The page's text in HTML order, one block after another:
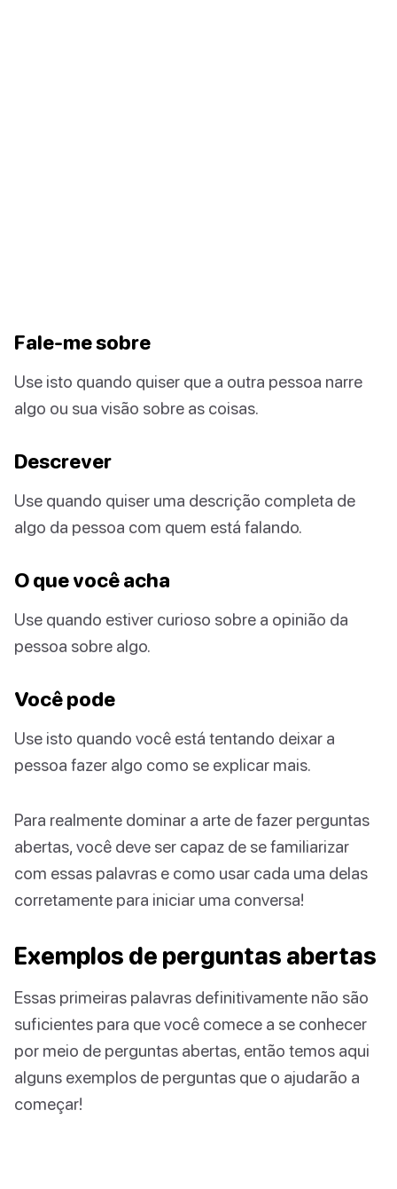
Fale-me sobre
Use isto quando quiser que a outra pessoa narre
algo ou sua visão sobre as coisas.
Descrever
Use quando quiser uma descrição completa de
algo da pessoa com quem está falando.
O que você acha
Use quando estiver curioso sobre a opinião da
pessoa sobre algo.
Você pode
Use isto quando você está tentando deixar a
pessoa fazer algo como se explicar mais.
Para realmente dominar a arte de fazer perguntas
abertas, você deve ser capaz de se familiarizar
com essas palavras e como usar cada uma delas
corretamente para iniciar uma conversa!
Exemplos de perguntas abertas
Essas primeiras palavras definitivamente não são
suficientes para que você comece a se conhecer
por meio de perguntas abertas, então temos aqui
alguns exemplos de perguntas que o ajudarão a
começar!